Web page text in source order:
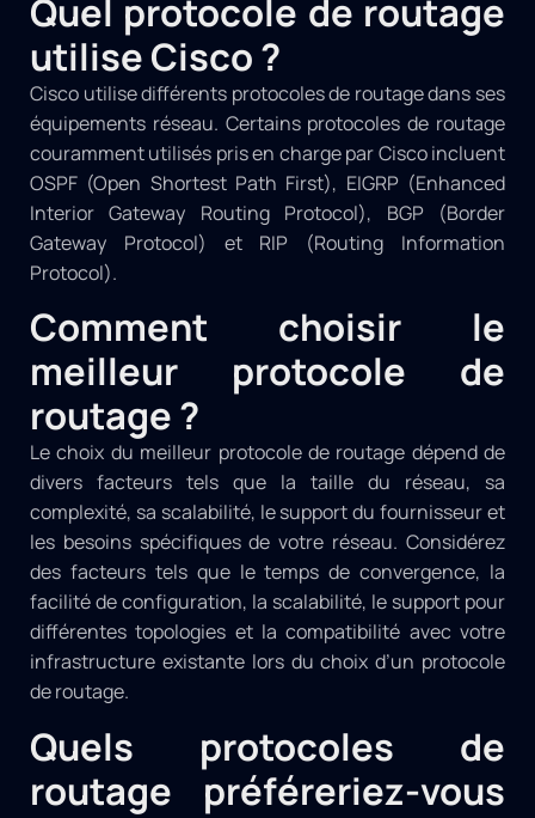
Quel protocole de routage
utilise Cisco ?
Cisco utilise différents protocoles de routage dans ses
équipements réseau. Certains protocoles de routage
couramment utilisés pris en charge par Cisco incluent
OSPF (Open Shortest Path First), EIGRP (Enhanced
Interior Gateway Routing Protocol), BGP (Border
Gateway Protocol) et RIP (Routing Information
Protocol).
Comment choisir le
meilleur protocole de
routage ?
Le choix du meilleur protocole de routage dépend de
divers facteurs tels que la taille du réseau, sa
complexité, sa scalabilité, le support du fournisseur et
les besoins spécifiques de votre réseau. Considérez
des facteurs tels que le temps de convergence, la
facilité de configuration, la scalabilité, le support pour
différentes topologies et la compatibilité avec votre
infrastructure existante lors du choix d’un protocole
de routage.
Quels protocoles de
routage préféreriez-vous